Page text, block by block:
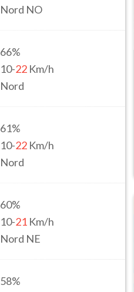
Nord NO
66%
10-22 Km/h
Nord
61%
10-22 Km/h
Nord
60%
10-21 Km/h
Nord NE
58%